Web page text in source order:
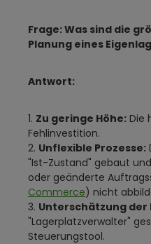
Frage: Was sind die
Planung eines
Antwort:
1. Zu geringe Höhe: Die
Fehlinvestition.
2. Unflexible Prozesse:
"Ist-Zustand" gebaut
oder geänderte
Commerce) nicht
3. Unterschätzung der
"Lagerplatzverwalter"
Steuerungstool.